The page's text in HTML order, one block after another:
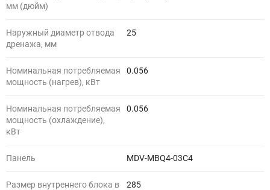
мм (дюйм)
Наружный диаметр отвода
дренажа, мм
25
Номинальная потребляемая
мощность (нагрев), кВт
0.056
Номинальная потребляемая
мощность (охлаждение),
кВт
0.056
Панель MDV-MBQ4-03C4
Размер внутреннего блока в
285